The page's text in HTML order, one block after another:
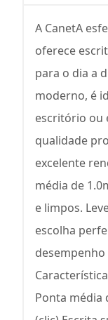
A CanetA
oferece
para o dia a
moderno, é
escritório ou
qualidade
excelente
média de
e limpos.
escolha
Ponta média